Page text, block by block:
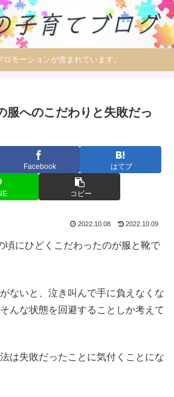
モーションが含まれています。
服へのこだわりと失敗だっ
Facebook はてブ
コピー
2022.10.08 2022.10.09
頃にひどくこだわったのが服と靴で
ないと、泣き叫んで手に負えなくな
んな状態を回避することしか考えて
は失敗だったことに気付くことにな